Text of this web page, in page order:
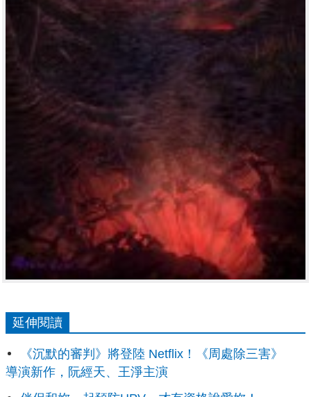
延伸閱讀
《沉默的審判》將登陸 Netflix！《周處除三害》
導演新作，阮經天、王淨主演